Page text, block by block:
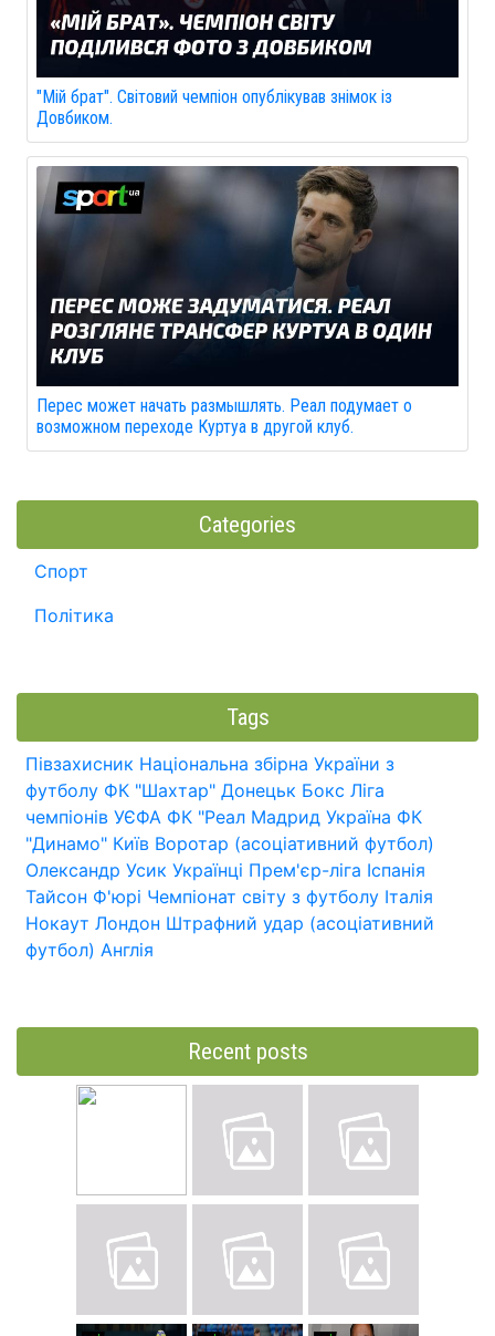
"Мій брат". Світовий чемпіон опублікував знімок із
Довбиком.
Перес может начать размышлять. Реал подумает о
возможном переходе Куртуа в другой клуб.
Categories
Спорт
Політика
Tags
Півзахисник Національна збірна України з
футболу ФК "Шахтар" Донецьк Бокс Ліга
чемпіонів УЄФА ФК "Реал Мадрид Україна ФК
"Динамо" Київ Воротар (асоціативний футбол)
Олександр Усик Українці Прем'єр-ліга Іспанія
Тайсон Ф'юрі Чемпіонат світу з футболу Італія
Нокаут Лондон Штрафний удар (асоціативний
футбол) Англія
Recent posts